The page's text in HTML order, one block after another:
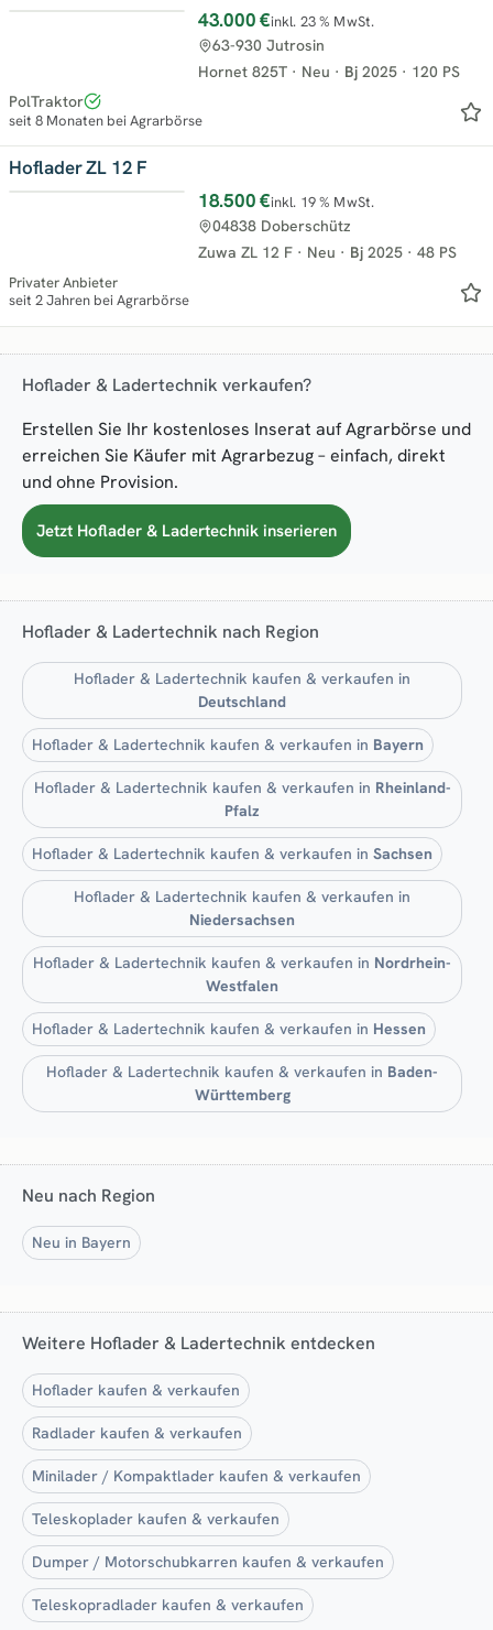
43.000 €inkl. 23 % MwSt.
Hornet 825T · Neu · Bj 2025 · 120 PS
63-930 Jutrosin
PolTraktor
seit 8 Monaten bei Agrarbörse
Hoflader ZL 12 F
18.500 €inkl. 19 % MwSt.
Zuwa ZL 12 F · Neu · Bj 2025 ·48 PS
04838 Doberschütz
Privater Anbieter
seit 2 Jahren bei Agrarbörse
Hoflader & Ladertechnik verkaufen?
Erstellen Sie Ihr kostenloses Inserat auf Agrarbörse und
erreichen Sie Käufer mit Agrarbezug – einfach, direkt
und ohne Provision.
Jetzt Hoflader & Ladertechnik inserieren
Hoflader & Ladertechnik nach Region
Hoflader & Ladertechnik kaufen & verkaufen in
Deutschland
Hoflader & Ladertechnik kaufen & verkaufen in Bayern
Hoflader & Ladertechnik kaufen & verkaufen in Rheinland-
Pfalz
Hoflader & Ladertechnik kaufen & verkaufen in Sachsen
Hoflader & Ladertechnik kaufen & verkaufen in
Niedersachsen
Hoflader & Ladertechnik kaufen & verkaufen in Nordrhein-
Westfalen
Hoflader & Ladertechnik kaufen & verkaufen in Hessen
Hoflader & Ladertechnik kaufen & verkaufen in Baden-
Württemberg
Neu nach Region
Neu in Bayern
Weitere Hoflader & Ladertechnik entdecken
Hoflader kaufen & verkaufen
Radlader kaufen & verkaufen
Minilader / Kompaktlader kaufen & verkaufen
Teleskoplader kaufen & verkaufen
Dumper / Motorschubkarren kaufen & verkaufen
Teleskopradlader kaufen & verkaufen